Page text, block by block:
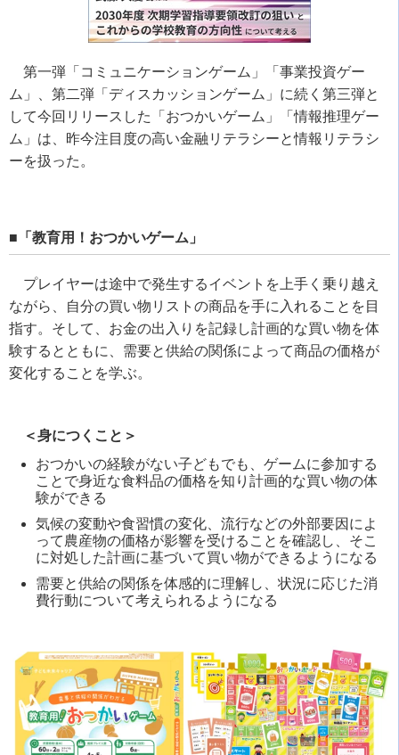
第一弾「コミュニケーションゲーム」「事業投資ゲー
ム」、第二弾「ディスカッションゲーム」に続く第三弾と
して今回リリースした「おつかいゲーム」「情報推理ゲー
ム」は、昨今注目度の高い金融リテラシーと情報リテラシ
ーを扱った。
■「教育用！おつかいゲーム」
プレイヤーは途中で発生するイベントを上手く乗り越え
ながら、自分の買い物リストの商品を手に入れることを目
指す。そして、お金の出入りを記録し計画的な買い物を体
験するとともに、需要と供給の関係によって商品の価格が
変化することを学ぶ。
＜身につくこと＞
おつかいの経験がない子どもでも、ゲームに参加する
ことで身近な食料品の価格を知り計画的な買い物の体
験ができる
気候の変動や食習慣の変化、流行などの外部要因によ
って農産物の価格が影響を受けることを確認し、そこ
に対処した計画に基づいて買い物ができるようになる
需要と供給の関係を体感的に理解し、状況に応じた消
費行動について考えられるようになる